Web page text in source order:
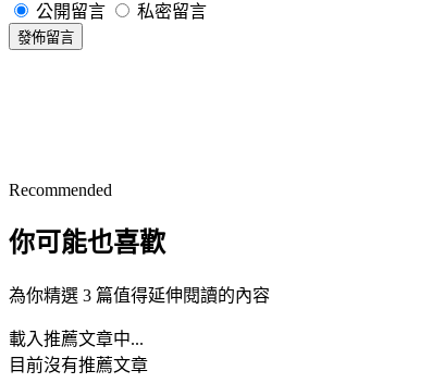
公開留言 私密留言
發佈留言
Recommended
你可能也喜歡
為你精選 3 篇值得延伸閱讀的內容
載入推薦文章中...
目前沒有推薦文章